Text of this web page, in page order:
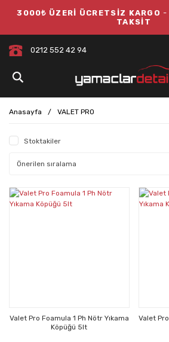
3000₺ ÜZERİ ÜCRETSİZ KARGO -
TAKSİT
0212 552 42 94
Anasayfa VALET PRO
Stoktakiler
Valet Pro Foamula 1 Ph Nötr Yıkama
Köpüğü 5lt
Valet